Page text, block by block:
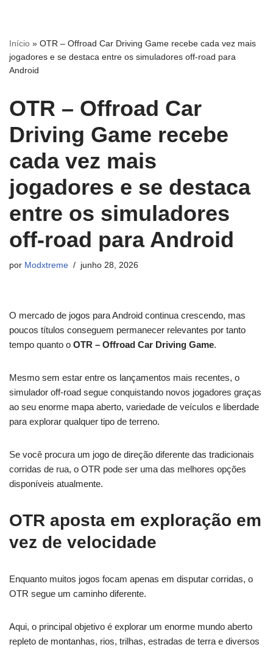
para
o
conteúdo
Início » OTR – Offroad Car Driving Game recebe cada vez mais
jogadores e se destaca entre os simuladores off-road para
Android
OTR – Offroad Car
Driving Game recebe
cada vez mais
jogadores e se destaca
entre os simuladores
off-road para Android
por Modxtreme junho 28, 2026
O mercado de jogos para Android continua crescendo, mas
poucos títulos conseguem permanecer relevantes por tanto
tempo quanto o OTR – Offroad Car Driving Game.
Mesmo sem estar entre os lançamentos mais recentes, o
simulador off-road segue conquistando novos jogadores graças
ao seu enorme mapa aberto, variedade de veículos e liberdade
para explorar qualquer tipo de terreno.
Se você procura um jogo de direção diferente das tradicionais
corridas de rua, o OTR pode ser uma das melhores opções
disponíveis atualmente.
OTR aposta em exploração em
vez de velocidade
Enquanto muitos jogos focam apenas em disputar corridas, o
OTR segue um caminho diferente.
Aqui, o principal objetivo é explorar um enorme mundo aberto
repleto de montanhas, rios, trilhas, estradas de terra e diversos